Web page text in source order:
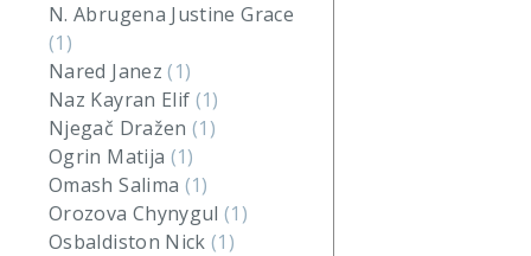
N. Abrugena Justine Grace
(1)
Nared Janez(1)
Naz Kayran Elif (1)
Njegač Dražen(1)
Ogrin Matija (1)
Omash Salima (1)
Orozova Chynygul(1)
Osbaldiston Nick(1)